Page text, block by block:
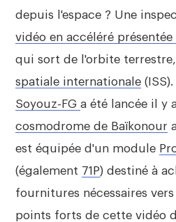
depuis l'espace ? Une
vidéo en accéléré présentée
qui sort de l'orbite
spatiale internationale
Soyouz-FG a été lancée il y
cosmodrome de Baïkonour
est équipée d'un module
(également 71P) destiné à
fournitures nécessaires vers
points forts de cette vidéo